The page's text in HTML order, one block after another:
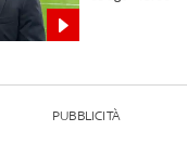
PUBBLICITÀ